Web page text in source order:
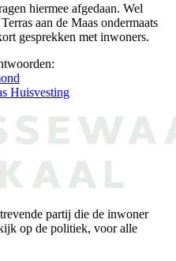
hiermee afgedaan. Wel
aan de Maas ondermaats
gesprekken met inwoners.
Huisvesting
partij die de inwoner
op de politiek, voor alle